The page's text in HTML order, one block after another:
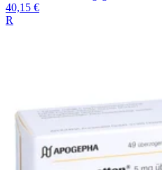
40,15 €
R